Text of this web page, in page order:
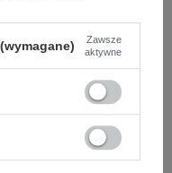
CENĘ
Zawsze
aktywne